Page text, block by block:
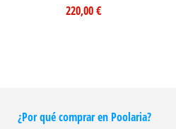
220,00 €
¿Por qué comprar en Poolaria?